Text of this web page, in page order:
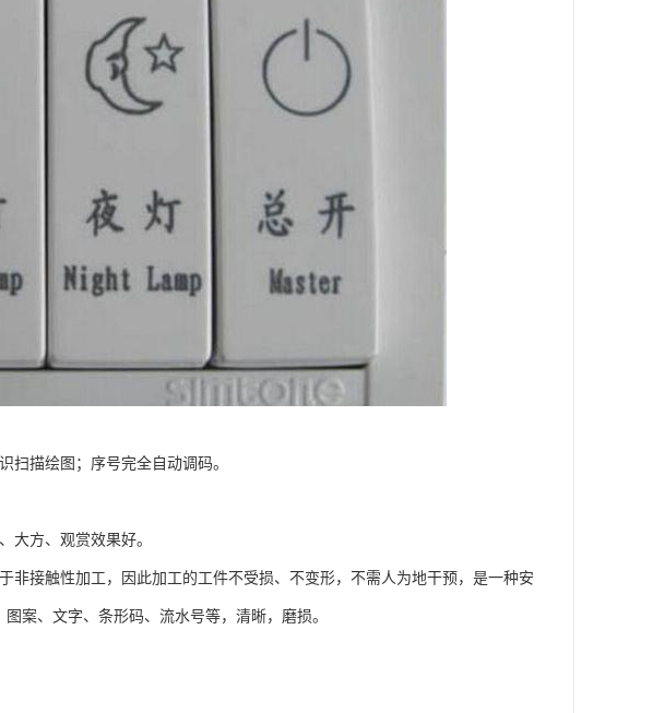
扫描绘图；序号完全自动调码。
大方、观赏效果好。
非接触性加工，因此加工的工件不受损、不变形，不需人为地干预，是一种安
案、文字、条形码、流水号等，清晰，磨损。